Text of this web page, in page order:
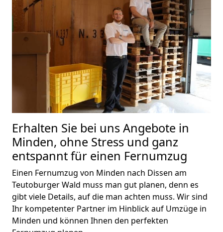
Erhalten Sie bei uns Angebote in
Minden, ohne Stress und ganz
entspannt für einen Fernumzug
Einen Fernumzug von Minden nach Dissen am
Teutoburger Wald muss man gut planen, denn es
gibt viele Details, auf die man achten muss. Wir sind
Ihr kompetenter Partner im Hinblick auf Umzüge in
Minden und können Ihnen den perfekten